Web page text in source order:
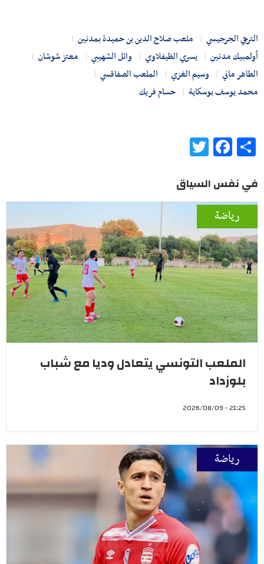
الترجي الجرجيسي
ملعب صلاح الدين بن حميدة بمدنين
أولمبيك مدنين
يسري الظيفلاوي وائل الشهيبي
معتز شوشان
الطاهر ماني
وسيم الغزي
الملعب الصفاقسي
محمد يوسف بوسكاية
حسام فريك
Share
Facebook
في نفس السياق
رياضة
الملعب التونسي يتعادل وديا مع شباب
بلوزداد
21:25 - 2026/08/09
رياضة